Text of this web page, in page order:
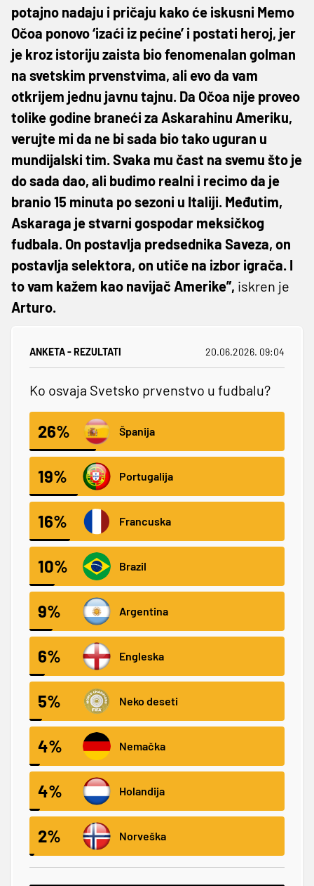
potajno nadaju i pričaju kako će iskusni Memo
Očoa ponovo ‘izaći iz pećine’ i postati heroj, jer
je kroz istoriju zaista bio fenomenalan golman
na svetskim prvenstvima, ali evo da vam
otkrijem jednu javnu tajnu. Da Očoa nije proveo
tolike godine braneći za Askarahinu Ameriku,
verujte mi da ne bi sada bio tako uguran u
mundijalski tim. Svaka mu čast na svemu što je
do sada dao, ali budimo realni i recimo da je
branio 15 minuta po sezoni u Italiji. Međutim,
Askaraga je stvarni gospodar meksičkog
fudbala. On postavlja predsednika Saveza, on
postavlja selektora, on utiče na izbor igrača. I
to vam kažem kao navijač Amerike”, iskren je
Arturo.
ANKETA - REZULTATI 20.06.2026. 09:04
Ko osvaja Svetsko prvenstvo u fudbalu?
26% Španija
19% Portugalija
16% Francuska
10% Brazil
9% Argentina
6% Engleska
5% Neko deseti
4% Nemačka
4% Holandija
2% Norveška